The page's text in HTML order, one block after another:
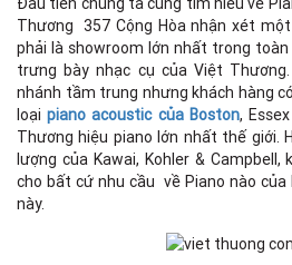
Thương 357 Cộng Hòa nhận xét
phải là showroom lớn nhất trong
trưng bày nhạc cụ của Việt
nhánh tầm trung nhưng khách hàng
loạipiano acoustic của Boston,
Thương hiệu piano lớn nhất thế giới.
lượng của Kawai, Kohler &
cho bất cứ nhu cầu về Piano nào của
này.